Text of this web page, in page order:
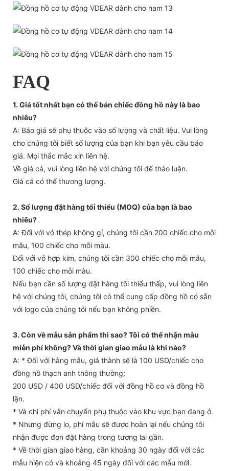
FAQ
1. Giá tốt nhất bạn có thể bán chiếc đồng hồ này là bao
nhiêu?
A: Báo giá sẽ phụ thuộc vào số lượng và chất liệu. Vui lòng
cho chúng tôi biết số lượng của bạn khi bạn yêu cầu báo
giá. Mọi thắc mắc xin liên hệ.
Về giá cả, vui lòng liên hệ với chúng tôi để thảo luận.
Giá cả có thể thương lượng.
2. Số lượng đặt hàng tối thiểu (MOQ) của bạn là bao
nhiêu?
A: Đối với vỏ thép không gỉ, chúng tôi cần 200 chiếc cho mỗi
mẫu, 100 chiếc cho mỗi màu.
Đối với vỏ hợp kim, chúng tôi cần 300 chiếc cho mỗi mẫu,
100 chiếc cho mỗi màu.
Nếu bạn cần số lượng đặt hàng tối thiểu thấp, vui lòng liên
hệ với chúng tôi, chúng tôi có thể cung cấp đồng hồ có sẵn
với logo của chúng tôi nếu bạn không phiền.
3. Còn về mẫu sản phẩm thì sao? Tôi có thể nhận mẫu
miễn phí không? Và thời gian giao mẫu là khi nào?
A: * Đối với hàng mẫu, giá thành sẽ là 100 USD/chiếc cho
đồng hồ thạch anh thông thường;
200 USD / 400 USD/chiếc đối với đồng hồ cơ và đồng hồ
lặn.
* Và chi phí vận chuyển phụ thuộc vào khu vực bạn đang ở.
* Nhưng đừng lo, phí mẫu sẽ được hoàn lại nếu chúng tôi
nhận được đơn đặt hàng trong tương lai gần.
* Về thời gian giao hàng, cần khoảng 30 ngày đối với các
mẫu hiện có và khoảng 45 ngày đối với các mẫu mới.